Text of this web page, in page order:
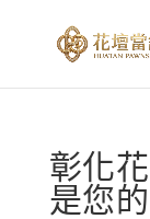
彰化
是您